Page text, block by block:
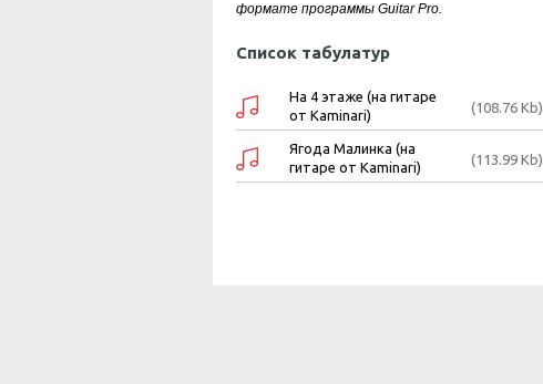
формате программы Guitar Pro.
Список табулатур
На 4 этаже (на гитаре
от Kaminari)
(108.76 Kb)
Ягода Малинка (на
гитаре от Kaminari)
(113.99 Kb)